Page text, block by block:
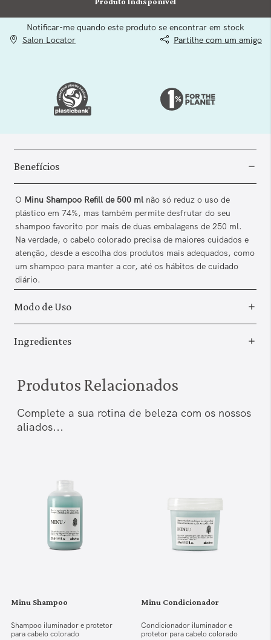
Notificar-me quando este produto se encontrar em stock
Salon Locator Partilhe com um amigo
Benefícios
O Minu Shampoo Refill de 500 ml não só reduz o uso de
plástico em 74%, mas também permite desfrutar do seu
shampoo favorito por mais de duas embalagens de 250 ml.
Na verdade, o cabelo colorado precisa de maiores cuidados e
atenção, desde a escolha dos produtos mais adequados, como
um shampoo para manter a cor, até os hábitos de cuidado
diário.
Modo de Uso
Ingredientes
Produtos Relacionados
Complete a sua rotina de beleza com os nossos
aliados...
Minu Shampoo
Shampoo iluminador e protetor
para cabelo colorado
Minu Condicionador
Condicionador iluminador e
protetor para cabelo colorado